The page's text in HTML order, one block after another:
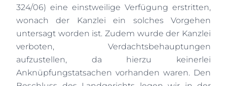
324/06) eine einstweilige Verfügung erstritten,
wonach der Kanzlei ein solches Vorgehen
untersagt worden ist. Zudem wurde der Kanzlei
verboten, Verdachtsbehauptungen
aufzustellen, da hierzu keinerlei
Anknüpfungstatsachen vorhanden waren. Den